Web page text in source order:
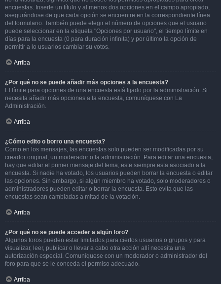
encuestas. Inserte un título y al menos dos opciones en el campo apropiado,
asegurándose de que cada opción se encuentre en la correspondiente línea
del formulario. También puede elegir el número de opciones que el usuario
puede seleccionar en la etiqueta "Opciones por usuario", el tiempo límite en
días para la encuesta (0 para duración infinita) y por último la opción de
permitir a lo usuarios cambiar su votos.
Arriba
¿Por qué no se puede añadir más opciones a la encuesta?
El límite para opciones de una encuesta está fijado por la administración. Si
necesita añadir más opciones a la encuesta, comuníquese con La
Administración.
Arriba
¿Cómo edito o borro una encuesta?
Como en los mensajes, las encuestas solo pueden ser modificadas por su
creador original, un moderador o la administración. Para editar una encuesta,
hay que editar el primer mensaje del tema; este siempre esta asociado a la
encuesta. Si nadie ha votado, los usuarios pueden borrar la encuesta o editar
las opciones. Sin embargo, si algún miembro ha votado, solo moderadores o
administradores pueden editar o borrar la encuesta. Esto evita que las
encuestas sean cambiadas a mitad de la votación.
Arriba
¿Por qué no se puede acceder a algún foro?
Algunos foros pueden estar limitados para ciertos usuarios o grupos y para
visualizar, leer, publicar o llevar a cabo otra acción allí necesita una
autorización especial. Comuníquese con un moderador o administrador del
foro para que se le conceda el permiso adecuado.
Arriba